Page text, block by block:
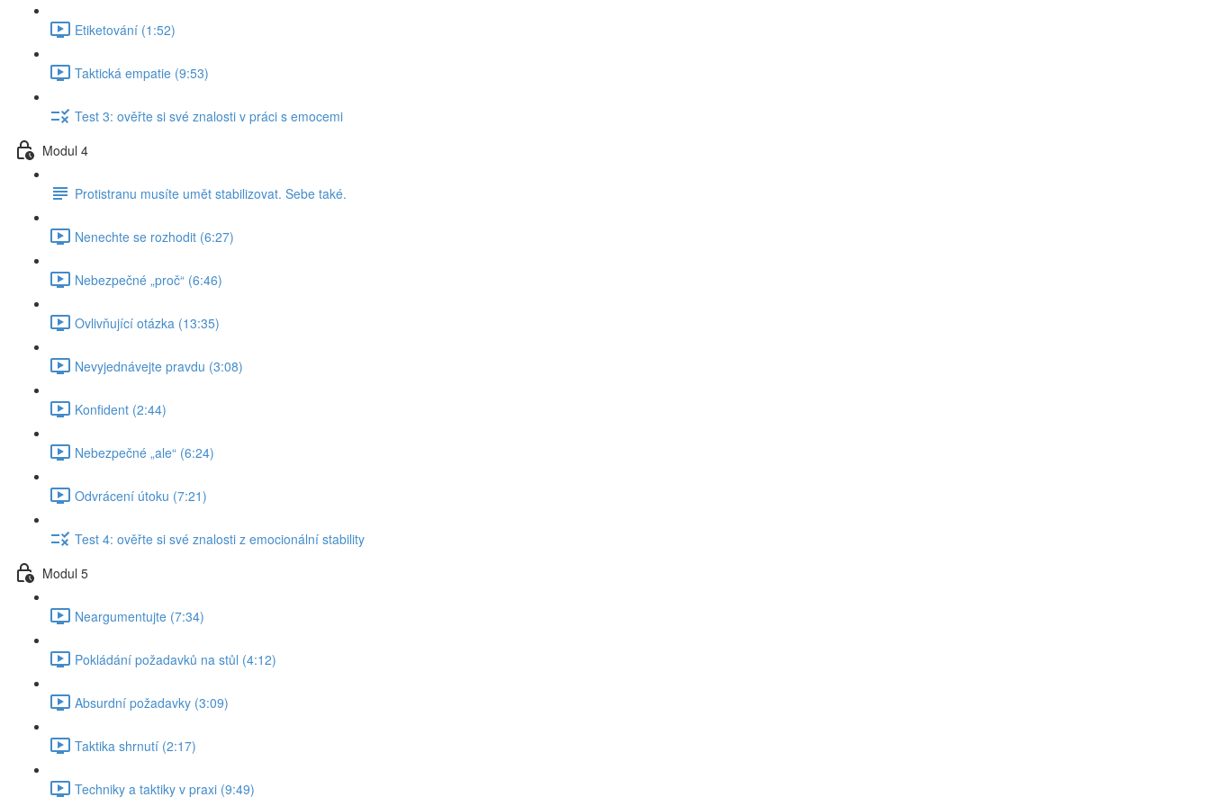
Etiketování (1:52)
Taktická empatie (9:53)
Test 3: ověřte si své znalosti v práci s emocemi
Modul 4
Protistranu musíte umět stabilizovat. Sebe také.
Nenechte se rozhodit (6:27)
Nebezpečné „proč“ (6:46)
Ovlivňující otázka (13:35)
Nevyjednávejte pravdu (3:08)
Konfident (2:44)
Nebezpečné „ale“ (6:24)
Odvrácení útoku (7:21)
Test 4: ověřte si své znalosti z emocionální stability
Modul 5
Neargumentujte (7:34)
Pokládání požadavků na stůl (4:12)
Absurdní požadavky (3:09)
Taktika shrnutí (2:17)
Techniky a taktiky v praxi (9:49)